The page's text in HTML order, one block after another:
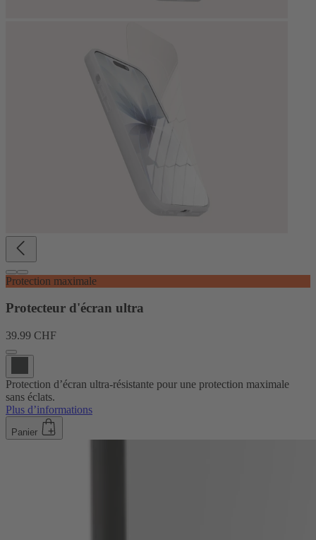
Protection maximale
Protecteur d'écran ultra
39.99 CHF
Protection d’écran ultra-résistante pour une protection maximale
sans éclats.
Plus d’informations
Panier